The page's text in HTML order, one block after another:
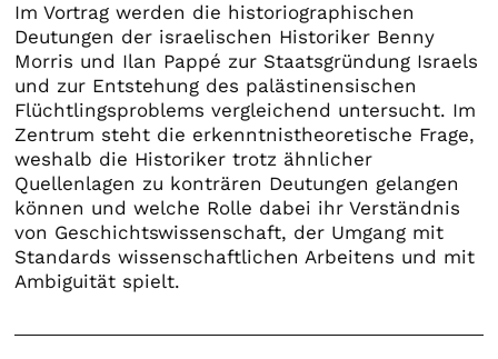
Im Vortrag werden die historiographischen
Deutungen der israelischen Historiker Benny
Morris und Ilan Pappé zur Staatsgründung Israels
und zur Entstehung des palästinensischen
Flüchtlingsproblems vergleichend untersucht. Im
Zentrum steht die erkenntnistheoretische Frage,
weshalb die Historiker trotz ähnlicher
Quellenlagen zu konträren Deutungen gelangen
können und welche Rolle dabei ihr Verständnis
von Geschichtswissenschaft, der Umgang mit
Standards wissenschaftlichen Arbeitens und mit
Ambiguität spielt.